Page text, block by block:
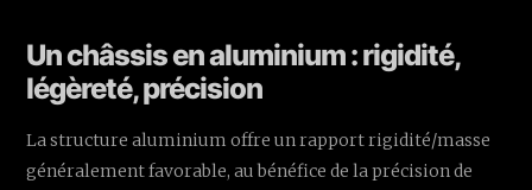
Un châssis en aluminium : rigidité,
légèreté, précision
La structure aluminium offre un rapport rigidité/masse
généralement favorable, au bénéfice de la précision de